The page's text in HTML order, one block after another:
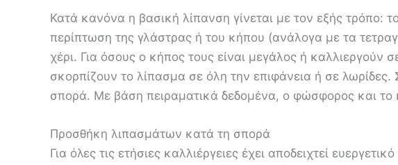
Κατά κανόνα η βασική λίπανση γίνεται με τον εξής τρόπο:
περίπτωση της γλάστρας ή του κήπου (ανάλογα με τα
χέρι. Για όσους ο κήπος τους είναι μεγάλος ή
σκορπίζουν το λίπασμα σε όλη την επιφάνεια ή σε
σπορά. Με βάση πειραματικά δεδομένα, ο φώσφορος και
Προσθήκη λιπασμάτων κατά τη σπορά
Για όλες τις ετήσιες καλλιέργειες έχει αποδειχτεί ευεργετικό